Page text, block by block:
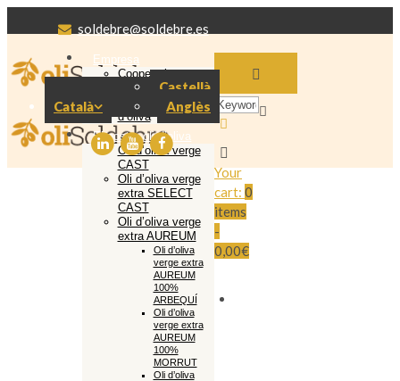
soldebre@soldebre.es
Català
Castellà
Anglès
Empresa
Cooperativa
Soldebre
Producció oli
d’oliva
El nostre oli d’oliva
Oli d’oliva verge
CAST
Oli d’oliva verge
extra SELECT
CAST
Oli d’oliva verge
extra AUREUM
Oli d’oliva
verge extra
AUREUM
100%
ARBEQUÍ
Oli d’oliva
verge extra
AUREUM
100%
MORRUT
Oli d’oliva
Your
cart: 0
items
-
0,00€